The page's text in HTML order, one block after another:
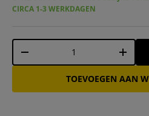
CIRCA 1-3 WERKDAGEN
Aantal
-
+
TOEVOEGEN AAN